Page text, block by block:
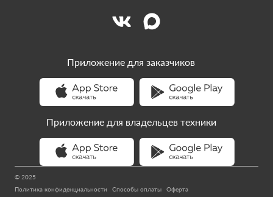
© 2025
Политика конфиденциальности
Способы оплаты Оферта
Приложение для заказчиков
Приложение для владельцев техники